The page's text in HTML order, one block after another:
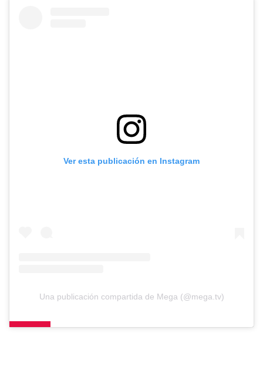
Ver esta publicación en Instagram
Una publicación compartida de Mega (@mega.tv)